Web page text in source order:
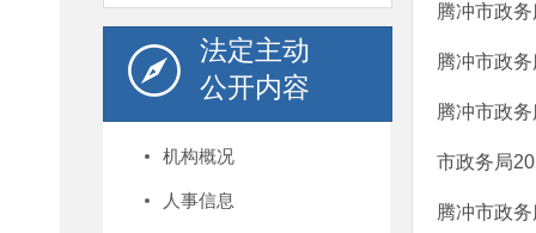
法定主动
公开内容
机构概况
人事信息
腾冲市政
腾冲市政
腾冲市政
市政务局
腾冲市政